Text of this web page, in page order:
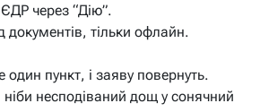
через “Дію”.
документів, тільки офлайн.
один пункт, і заяву повернуть.
ніби несподіваний дощ у сонячний